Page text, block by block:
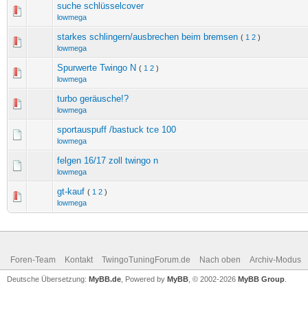
suche schlüsselcover
lowmega
starkes schlingern/ausbrechen beim bremsen ( 1 2 )
lowmega
Spurwerte Twingo N ( 1 2 )
lowmega
turbo geräusche!?
lowmega
sportauspuff /bastuck tce 100
lowmega
felgen 16/17 zoll twingo n
lowmega
gt-kauf ( 1 2 )
lowmega
Foren-Team Kontakt TwingoTuningForum.de Nach oben Archiv-Modus
Deutsche Übersetzung: MyBB.de , Powered by MyBB , © 2002-2026 MyBB Group